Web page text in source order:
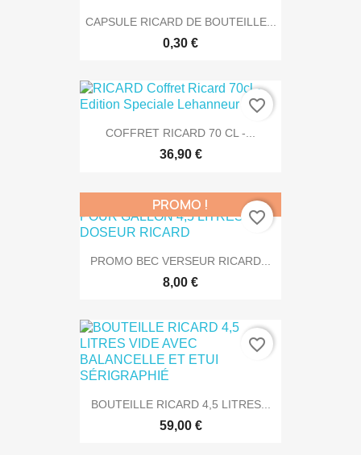
CAPSULE RICARD DE BOUTEILLE...
0,30 €
COFFRET RICARD 70 CL -...
36,90 €
favorite_border
PROMO BEC VERSEUR RICARD...
8,00 €
PROMO !
favorite_border
BOUTEILLE RICARD 4,5 LITRES...
59,00 €
favorite_border